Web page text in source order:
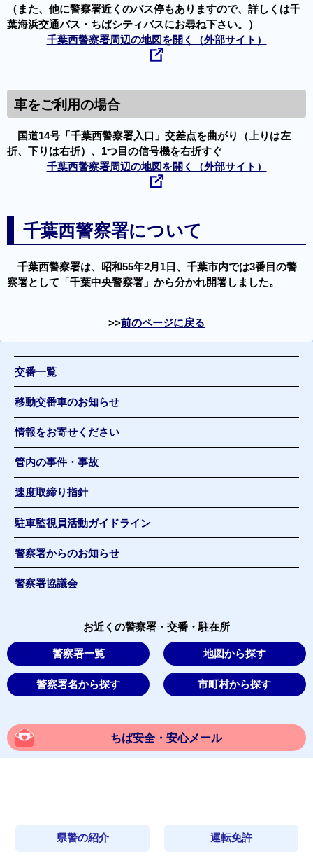
（また、他に警察署近くのバス停もありますので、詳しくは千
葉海浜交通バス・ちばシティバスにお尋ね下さい。）
千葉西警察署周辺の地図を開く（外部サイト）
車をご利用の場合
国道14号「千葉西警察署入口」交差点を曲がり（上りは左
折、下りは右折）、1つ目の信号機を右折すぐ
千葉西警察署周辺の地図を開く（外部サイト）
千葉西警察署について
千葉西警察署は、昭和55年2月1日、千葉市内では3番目の警
察署として「千葉中央警察署」から分かれ開署しました。
前のページに戻る
交番一覧
移動交番車のお知らせ
情報をお寄せください
管内の事件・事故
速度取締り指針
駐車監視員活動ガイドライン
警察署からのお知らせ
警察署協議会
お近くの警察署・交番・駐在所
警察署一覧 地図から探す
警察署名から探す 市町村から探す
ちば安全・安心メール
県警の紹介 運転免許